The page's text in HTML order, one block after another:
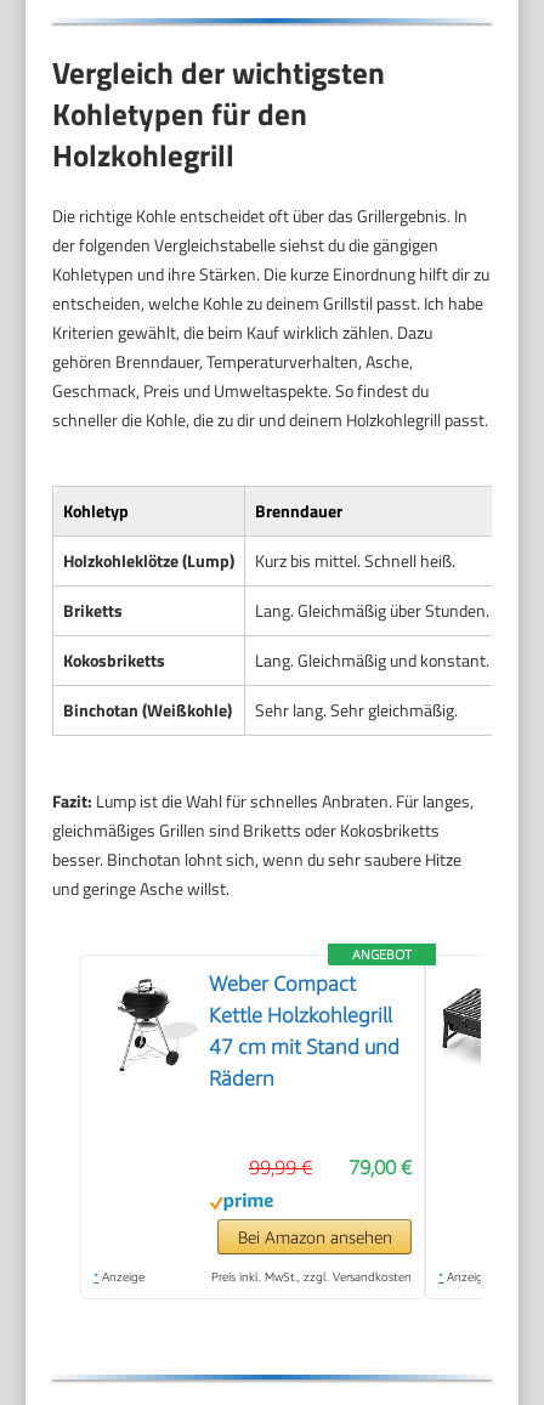
Vergleich der wichtigsten
Kohletypen für den
Holzkohlegrill
Die richtige Kohle entscheidet oft über das Grillergebnis. In
der folgenden Vergleichstabelle siehst du die gängigen
Kohletypen und ihre Stärken. Die kurze Einordnung hilft dir zu
entscheiden, welche Kohle zu deinem Grillstil passt. Ich habe
Kriterien gewählt, die beim Kauf wirklich zählen. Dazu
gehören Brenndauer, Temperaturverhalten, Asche,
Geschmack, Preis und Umweltaspekte. So findest du
schneller die Kohle, die zu dir und deinem Holzkohlegrill passt.
Kohletyp Brenndauer
Holzkohleklötze (Lump)
Kurz bis mittel. Schnell heiß.
Briketts
Lang. Gleichmäßig über Stunden.
Kokosbriketts
Lang. Gleichmäßig und konstant.
Binchotan (Weißkohle)
Sehr lang. Sehr gleichmäßig.
Fazit: Lump ist die Wahl für schnelles Anbraten. Für langes,
gleichmäßiges Grillen sind Briketts oder Kokosbriketts
besser. Binchotan lohnt sich, wenn du sehr saubere Hitze
und geringe Asche willst.
ANGEBOT
Weber Compact
Kettle Holzkohlegrill
47 cm mit Stand und
Rädern
79,00 €
99,99 €
Bei Amazon ansehen
* Anzeige Preis inkl. MwSt., zzgl. Versandkosten * Anzeige